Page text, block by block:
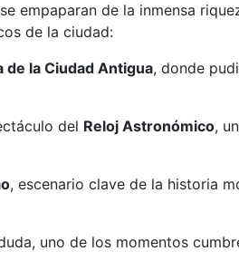
de la inmensa
de la ciudad:
de la Ciudad Antigua, donde
del Reloj Astronómico,
, escenario clave de la historia
uno de los momentos